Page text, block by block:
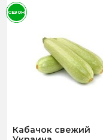
Кабачок свежий
СЕЗОН